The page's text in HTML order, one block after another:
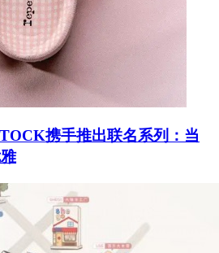
携手推出联名系列：当